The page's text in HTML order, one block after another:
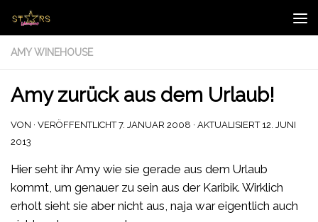
Zum Inhalt springen
AMY WINEHOUSE
Amy zurück aus dem Urlaub!
VON · VERÖFFENTLICHT7. JANUAR 2008 · AKTUALISIERT 12. JUNI
2013
Hier seht ihr Amy wie sie gerade aus dem Urlaub
kommt, um genauer zu sein aus der Karibik. Wirklich
erholt sieht sie aber nicht aus, naja war eigentlich auch